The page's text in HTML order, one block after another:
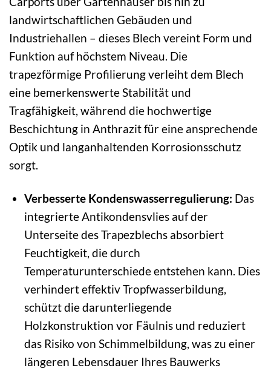
landwirtschaftlichen Gebäuden und
Industriehallen – dieses Blech vereint Form und
Funktion auf höchstem Niveau. Die
trapezförmige Profilierung verleiht dem Blech
eine bemerkenswerte Stabilität und
Tragfähigkeit, während die hochwertige
Beschichtung in Anthrazit für eine ansprechende
Optik und langanhaltenden Korrosionsschutz
sorgt.
Verbesserte Kondenswasserregulierung: Das
integrierte Antikondensvlies auf der
Unterseite des Trapezblechs absorbiert
Feuchtigkeit, die durch
Temperaturunterschiede entstehen kann. Dies
verhindert effektiv Tropfwasserbildung,
schützt die darunterliegende
Holzkonstruktion vor Fäulnis und reduziert
das Risiko von Schimmelbildung, was zu einer
längeren Lebensdauer Ihres Bauwerks